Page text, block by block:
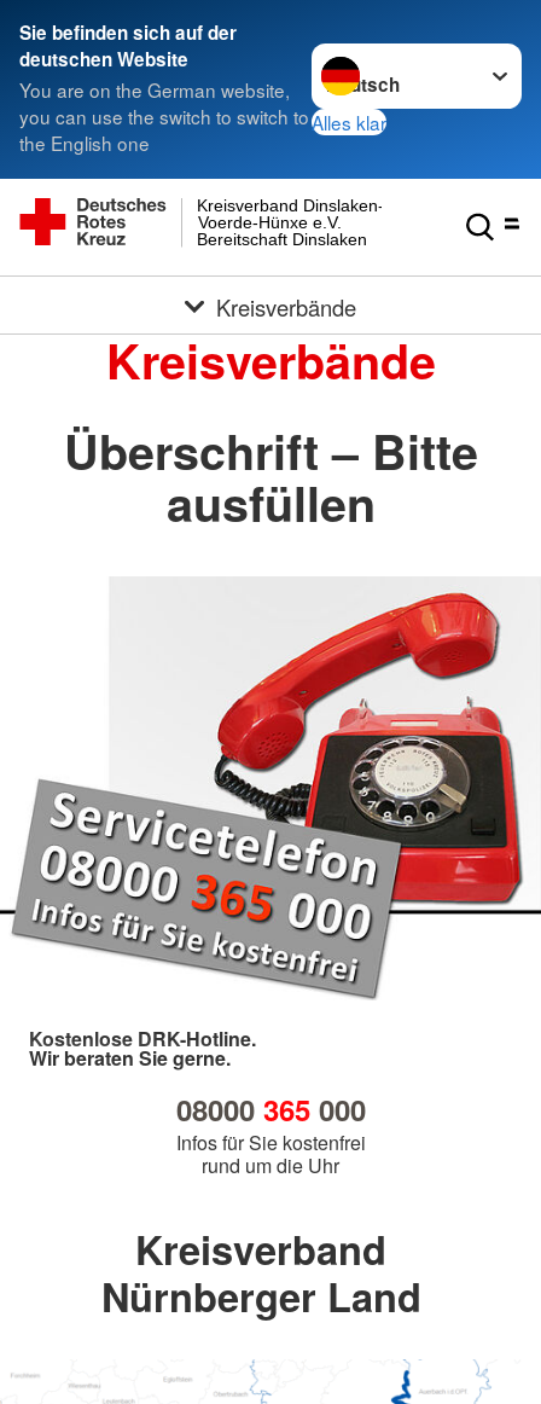
Sie befinden sich auf der
deutschen Website
You are on the German website,
you can use the switch to switch to
the English one
Sprache wechseln zu
Alles klar
Bereitschaft Dinslaken
Voerde-Hünxe e.V.
Kreisverband Dinslaken-
Kreisverbände
Kreisverbände
Überschrift – Bitte
ausfüllen
Kostenlose DRK-Hotline.
Wir beraten Sie gerne.
08000 365000
Infos für Sie kostenfrei
rund um die Uhr
Kreisverband
Nürnberger Land